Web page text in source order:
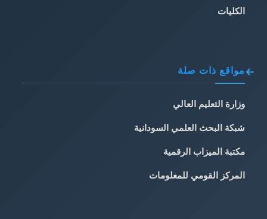
الكليات
مواقع ذات صلة
وزارة التعليم العالي
شبكة البحث العلمي السودانية
مكتبة الميزاب الرقمية
المركز القومي للمعلومات